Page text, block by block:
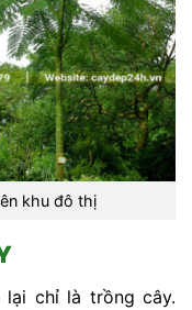
khu đô thị
lại chỉ là trồng cây.